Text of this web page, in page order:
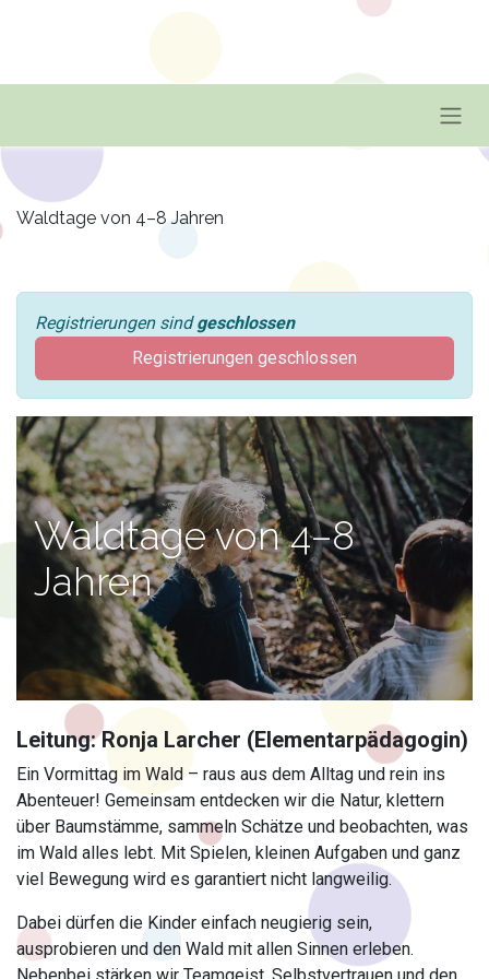
Waldtage von 4–8 Jahren
Registrierungen sindgeschlossen
Registrierungen geschlossen
Waldtage von 4–8
Jahren
Leitung: Ronja Larcher (Elementarpädagogin)
Ein Vormittag im Wald – raus aus dem Alltag und rein ins
Abenteuer! Gemeinsam entdecken wir die Natur, klettern
über Baumstämme, sammeln Schätze und beobachten, was
im Wald alles lebt. Mit Spielen, kleinen Aufgaben und ganz
viel Bewegung wird es garantiert nicht langweilig.
Dabei dürfen die Kinder einfach neugierig sein,
ausprobieren und den Wald mit allen Sinnen erleben.
Nebenbei stärken wir Teamgeist, Selbstvertrauen und den